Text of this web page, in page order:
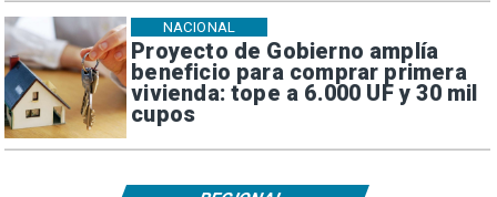
Proyecto de Gobierno amplía
beneficio para comprar primera
vivienda: tope a 6.000 UF y 30 mil
cupos
NACIONAL